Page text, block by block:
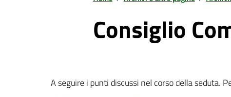
Consiglio
A seguire i punti discussi nel corso della seduta.